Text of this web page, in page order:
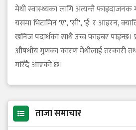
मेथी स्वास्थ्यका लागि अत्यन्तै फाइदाजनक
यसमा भिटामिन 'ए', 'सी', 'ई' र आइरन,
खनिज पदार्थका साथै उच्च फाइबर
औषधीय गुणका कारण मेथीलाई तरकारी
गरिँदै आएको छ।
ताजा समाचार